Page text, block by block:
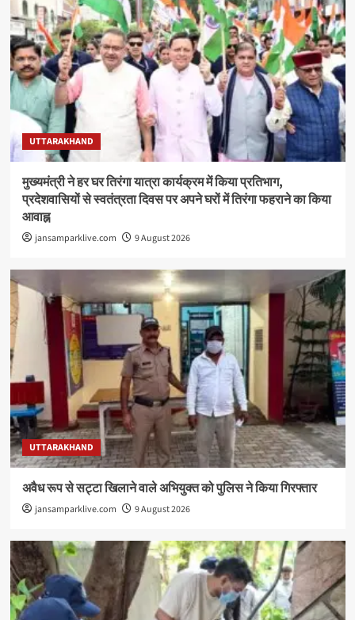
UTTARAKHAND
मुख्यमंत्री ने हर घर तिरंगा यात्रा कार्यक्रम में किया प्रतिभाग,
प्रदेशवासियों से स्वतंत्रता दिवस पर अपने घरों में तिरंगा फहराने का किया
आवाह्न
jansamparklive.com 9 August 2026
UTTARAKHAND
अवैध रूप से सट्टा खिलाने वाले अभियुक्त को पुलिस ने किया गिरफ्तार
jansamparklive.com 9 August 2026